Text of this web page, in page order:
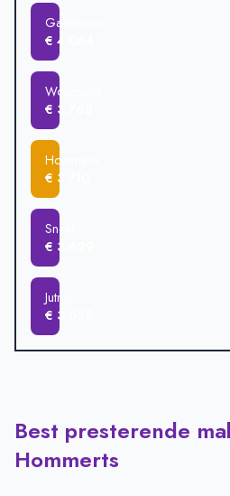
Gaastmeer
€ 4.064
Woudsend
€ 3.768
Hommerts
€ 3.710
Sneek
€ 3.629
Jutrijp
€ 3.035
Verkoopprijzen in andere plaatsen
Plaats
Heeg
Best presterende
Hommerts